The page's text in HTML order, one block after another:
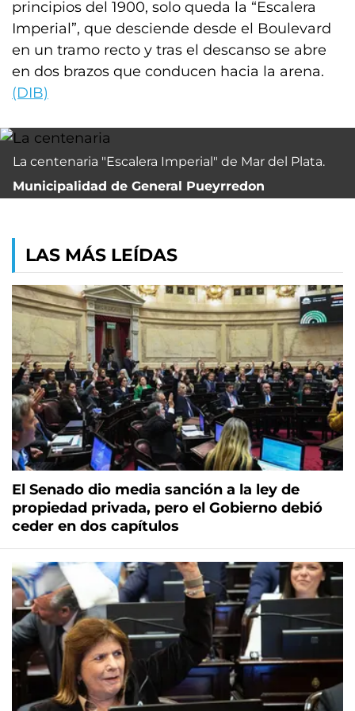
principios del 1900, solo queda la “Escalera
Imperial”, que desciende desde el Boulevard
en un tramo recto y tras el descanso se abre
en dos brazos que conducen hacia la arena.
(DIB)
La centenaria "Escalera Imperial" de Mar del Plata.
Municipalidad de General Pueyrredon
LAS MÁS LEÍDAS
El Senado dio media sanción a la ley de
propiedad privada, pero el Gobierno debió
ceder en dos capítulos